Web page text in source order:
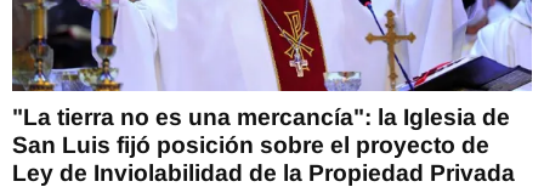
"La tierra no es una mercancía": la Iglesia de
San Luis fijó posición sobre el proyecto de
Ley de Inviolabilidad de la Propiedad Privada